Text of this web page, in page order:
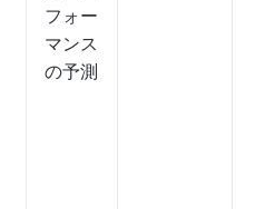
フォー
マンス
の予測